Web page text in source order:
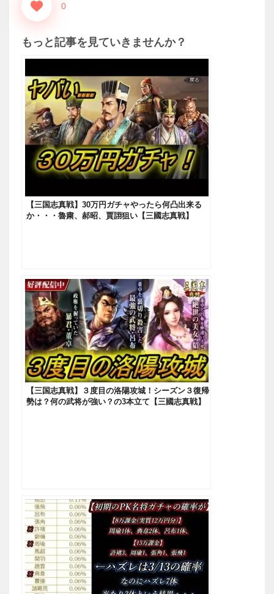
0
もっと記事を見ていきませんか？
【三国志真戦】30万円ガチャやったら何凸出来る
か・・・魯粛、郝昭、賈詡狙い【三國志真戦】
【三国志真戦】３度目の洛陽攻城！シーズン３復帰
勢は？何の武将が強い？の3本立て【三國志真戦】